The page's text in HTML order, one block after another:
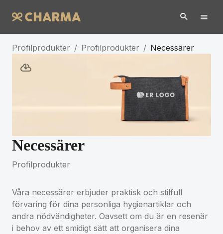
Profilprodukter / Profilprodukter / Necessärer
Necessärer
Profilprodukter
Våra necessärer erbjuder praktisk och stilfull
förvaring för dina personliga hygienartiklar och
andra nödvändigheter. Oavsett om du är en resenär
i behov av ett smidigt sätt att organisera dina